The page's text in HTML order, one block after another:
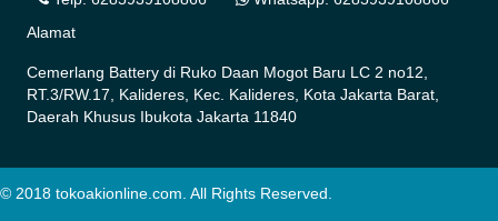
Alamat
Cemerlang Battery di Ruko Daan Mogot Baru LC 2 no12,
RT.3/RW.17, Kalideres, Kec. Kalideres, Kota Jakarta Barat,
Daerah Khusus Ibukota Jakarta 11840
© 2018 tokoakionline.com. All Rights Reserved.